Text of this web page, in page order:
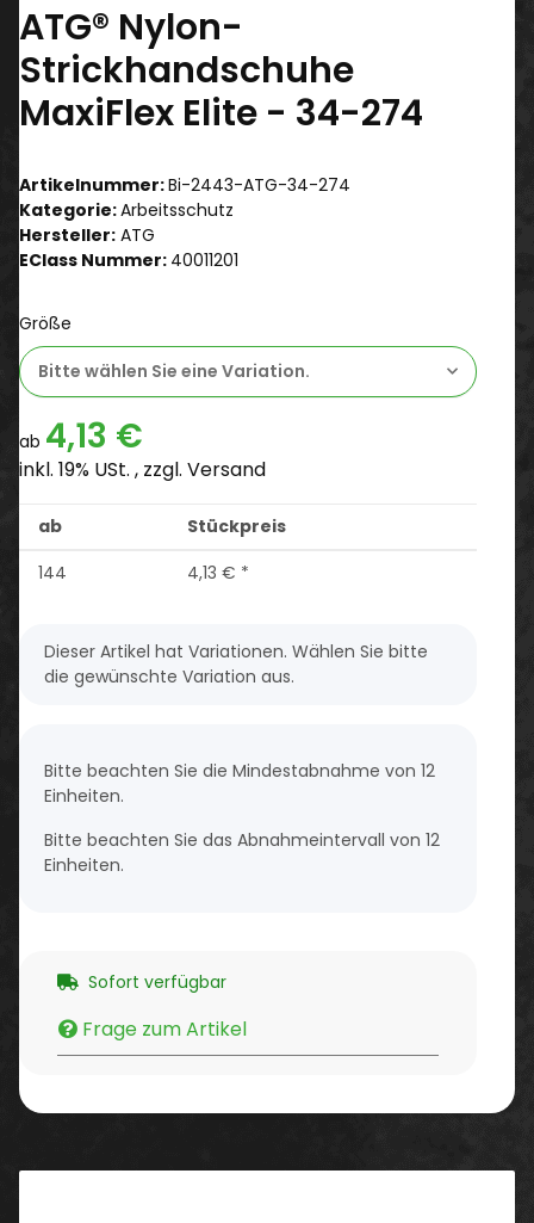
ATG® Nylon-
Strickhandschuhe
MaxiFlex Elite - 34-274
Artikelnummer:Bi-2443-ATG-34-274
Kategorie:Arbeitsschutz
Hersteller: ATG
EClass Nummer: 40011201
Größe
Bitte wählen Sie eine Variation.
ab 4,13 €
inkl. 19% USt. , zzgl. Versand
ab
Stückpreis
144
4,13 € *
x
Dieser Artikel hat Variationen. Wählen Sie bitte
die gewünschte Variation aus.
Bitte beachten Sie die Mindestabnahme von 12
Einheiten.
Bitte beachten Sie das Abnahmeintervall von 12
Einheiten.
Sofort verfügbar
Frage zum Artikel